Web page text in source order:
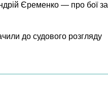
Єременко — про бої за
до судового розгляду